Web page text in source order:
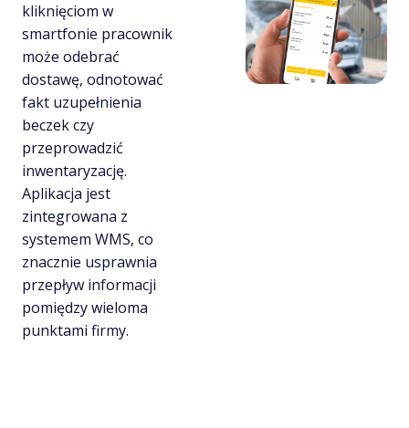
kliknięciom w
smartfonie pracownik
może odebrać
dostawę, odnotować
fakt uzupełnienia
beczek czy
przeprowadzić
inwentaryzację.
Aplikacja jest
zintegrowana z
systemem WMS, co
znacznie usprawnia
przepływ informacji
pomiędzy wieloma
punktami firmy.